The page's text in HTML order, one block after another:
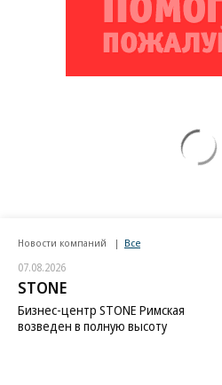
Новости компаний Все
07.08.2026
STONE
Бизнес-центр STONE Римская
возведен в полную высоту